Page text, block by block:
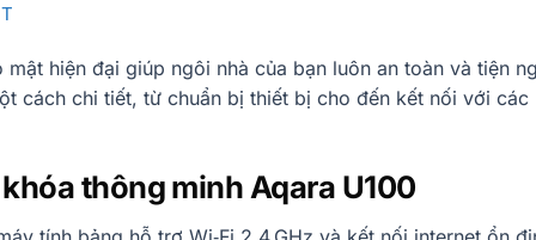
hiện đại giúp ngôi nhà của bạn luôn an toàn và tiện
cách chi tiết, từ chuẩn bị thiết bị cho đến kết nối với các
thông minh Aqara U100